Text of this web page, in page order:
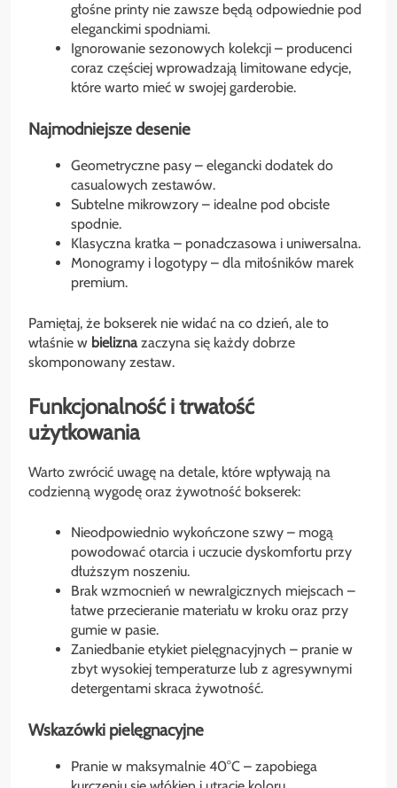
głośne printy nie zawsze będą odpowiednie pod
eleganckimi spodniami.
Ignorowanie sezonowych kolekcji – producenci
coraz częściej wprowadzają limitowane edycje,
które warto mieć w swojej garderobie.
Najmodniejsze desenie
Geometryczne pasy – elegancki dodatek do
casualowych zestawów.
Subtelne mikrowzory – idealne pod obcisłe
spodnie.
Klasyczna kratka – ponadczasowa i uniwersalna.
Monogramy i logotypy – dla miłośników marek
premium.
Pamiętaj, że bokserek nie widać na co dzień, ale to
właśnie w bieliznazaczyna się każdy dobrze
skomponowany zestaw.
Funkcjonalność i trwałość
użytkowania
Warto zwrócić uwagę na detale, które wpływają na
codzienną wygodę oraz żywotność bokserek:
Nieodpowiednio wykończone szwy – mogą
powodować otarcia i uczucie dyskomfortu przy
dłuższym noszeniu.
Brak wzmocnień w newralgicznych miejscach –
łatwe przecieranie materiału w kroku oraz przy
gumie w pasie.
Zaniedbanie etykiet pielęgnacyjnych – pranie w
zbyt wysokiej temperaturze lub z agresywnymi
detergentami skraca żywotność.
Wskazówki pielęgnacyjne
Pranie w maksymalnie 40°C – zapobiega